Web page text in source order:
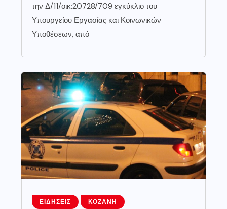
την Δ/11/οικ:20728/709 εγκύκλιο του
Υπουργείου Εργασίας και Κοινωνικών
Υποθέσεων, από
ΕΙΔΉΣΕΙΣ ΚΟΖΆΝΗ